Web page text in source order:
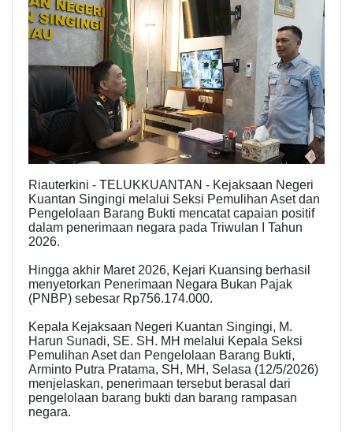
Riauterkini - TELUKKUANTAN - Kejaksaan Negeri
Kuantan Singingi melalui Seksi Pemulihan Aset dan
Pengelolaan Barang Bukti mencatat capaian positif
dalam penerimaan negara pada Triwulan I Tahun
2026.
Hingga akhir Maret 2026, Kejari Kuansing berhasil
menyetorkan Penerimaan Negara Bukan Pajak
(PNBP) sebesar Rp756.174.000.
Kepala Kejaksaan Negeri Kuantan Singingi, M.
Harun Sunadi, SE. SH. MH melalui Kepala Seksi
Pemulihan Aset dan Pengelolaan Barang Bukti,
Arminto Putra Pratama, SH, MH, Selasa (12/5/2026)
menjelaskan, penerimaan tersebut berasal dari
pengelolaan barang bukti dan barang rampasan
negara.